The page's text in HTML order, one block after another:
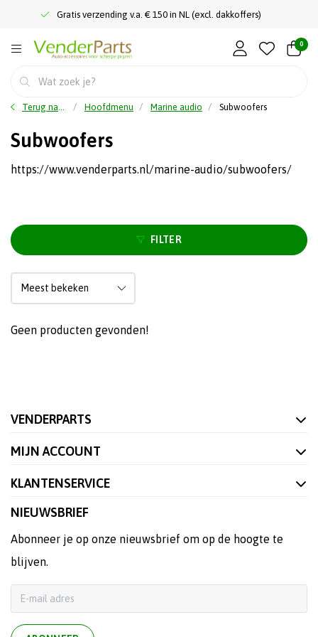
Gratis verzending v.a. € 150 in NL (excl. dakkoffers)
0
Terug naar home Hoofdmenu Marine audio Subwoofers
Subwoofers
https://www.venderparts.nl/marine-audio/subwoofers/
FILTER
Geen producten gevonden!
VENDERPARTS
MIJN ACCOUNT
KLANTENSERVICE
NIEUWSBRIEF
Abonneer je op onze nieuwsbrief om op de hoogte te
blijven.